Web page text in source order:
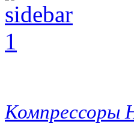
Компрессоры